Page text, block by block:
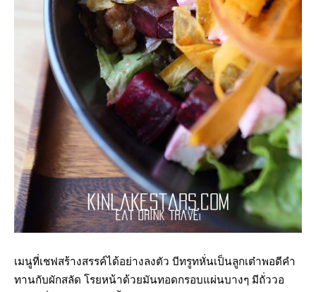
เมนูที่เชฟสร้างสรรค์ได้อย่างลงตัว บีทรูทหั่นเป็นลูกเต๋าพอดีคำ
ทานกับผักสลัด โรยหน้าด้วยมันทอดกรอบแผ่นบางๆ มีถั่ววอ